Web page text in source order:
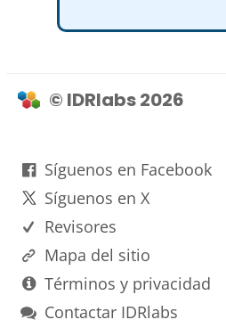
© IDRlabs 2026
Síguenos en Facebook
Síguenos en X
Revisores
Mapa del sitio
Términos y privacidad
Contactar IDRlabs